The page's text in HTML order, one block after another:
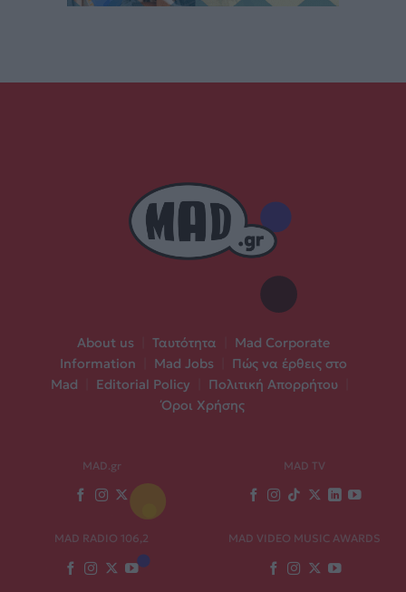
About us Ταυτότητα
Mad Corporate
Information
Mad Jobs
Πώς να έρθεις στο
Mad
Editorial Policy Πολιτική Απορρήτου
Όροι Χρήσης
MAD.gr MAD TV
MAD RADIO 106,2 MAD VIDEO MUSIC AWARDS